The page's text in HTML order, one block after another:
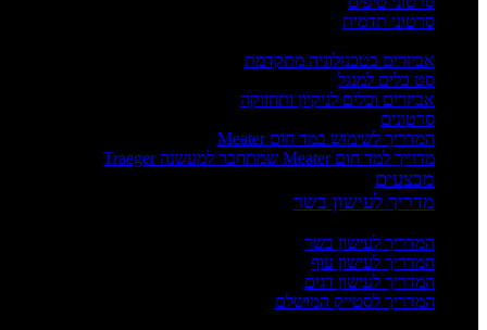
סרטוני תדמית
אביזרים בטכנולוגיה מתקדמת
סט כלים למנגל
אביזרים וכלים לניקיון ותחזוקה
סרטונים
המדריך לשימוש במד חום Meater
מדריך למד חום Meater שמתחבר למעשנה Traeger
מבצעים
מדריך לעישון בשר
המדריך לעישון בשר
המדריך לעישון עוף
המדריך לעישון דגים
המדריך לסטייק המושלם